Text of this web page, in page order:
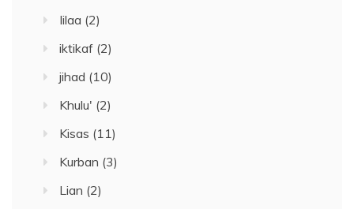
Iilaa (2)
iktikaf (2)
jihad (10)
Khulu' (2)
Kisas (11)
Kurban (3)
Lian (2)